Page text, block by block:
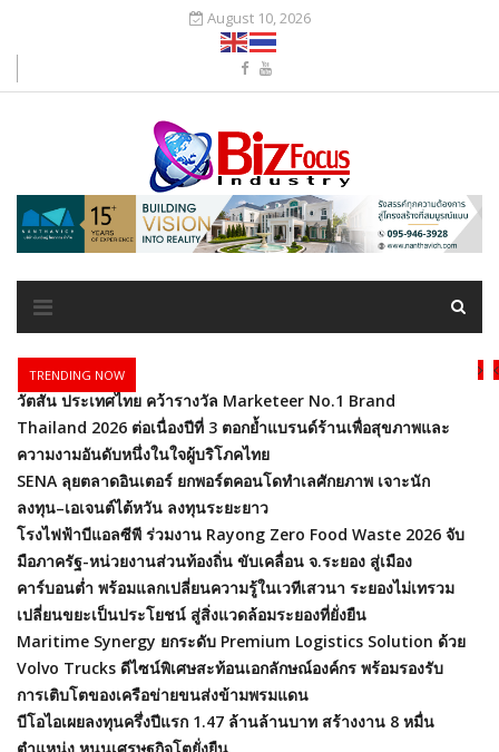
August 10, 2026
TRENDING NOW
วัตสัน ประเทศไทย คว้ารางวัล Marketeer No.1 Brand
Thailand 2026 ต่อเนื่องปีที่ 3 ตอกย้ำแบรนด์ร้านเพื่อสุขภาพและ
ความงามอันดับหนึ่งในใจผู้บริโภคไทย
SENA ลุยตลาดอินเตอร์ ยกพอร์ตคอนโดทำเลศักยภาพ เจาะนัก
ลงทุน–เอเจนต์ไต้หวัน ลงทุนระยะยาว
โรงไฟฟ้าบีแอลซีพี ร่วมงาน Rayong Zero Food Waste 2026 จับ
มือภาครัฐ-หน่วยงานส่วนท้องถิ่น ขับเคลื่อน จ.ระยอง สู่เมือง
คาร์บอนต่ำ พร้อมแลกเปลี่ยนความรู้ในเวทีเสวนา ระยองไม่เทรวม
เปลี่ยนขยะเป็นประโยชน์ สู่สิ่งแวดล้อมระยองที่ยั่งยืน
Maritime Synergy ยกระดับ Premium Logistics Solution ด้วย
Volvo Trucks ดีไซน์พิเศษสะท้อนเอกลักษณ์องค์กร พร้อมรองรับ
การเติบโตของเครือข่ายขนส่งข้ามพรมแดน
บีโอไอเผยลงทุนครึ่งปีแรก 1.47 ล้านล้านบาท สร้างงาน 8 หมื่น